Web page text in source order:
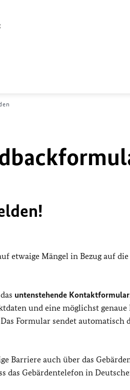
etwaige Mängel in Bezug auf
untenstehende Kontaktformular
und eine möglichst
Formular sendet automatisch
Barriere auch über das
das Gebärdentelefon in